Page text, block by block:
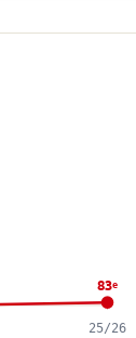
83e
25/26